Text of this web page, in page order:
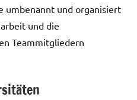
umbenannt und organisiert
und die
Teammitgliedern